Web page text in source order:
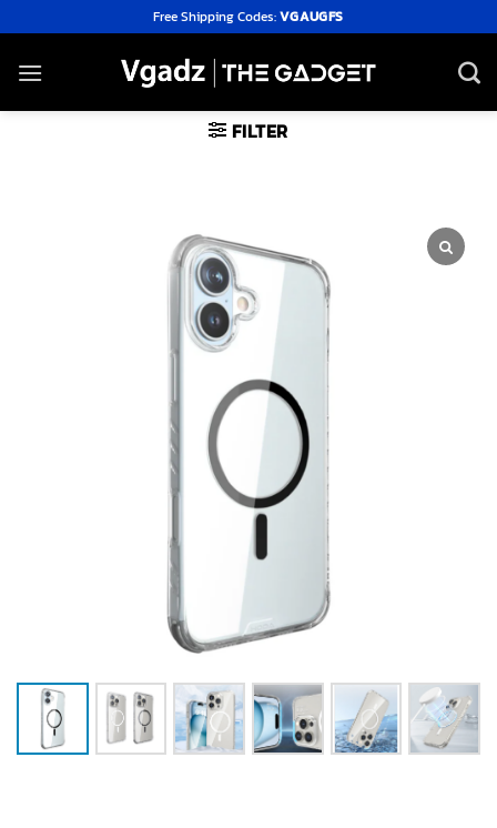
to
content
Free Shipping Codes:VGAUGFS
FILTER